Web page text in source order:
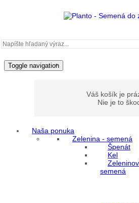
Toggle navigation
Váš košík je
Nie je to
Naša ponuka
Zelenina - semená
Špenát
Kel
semená